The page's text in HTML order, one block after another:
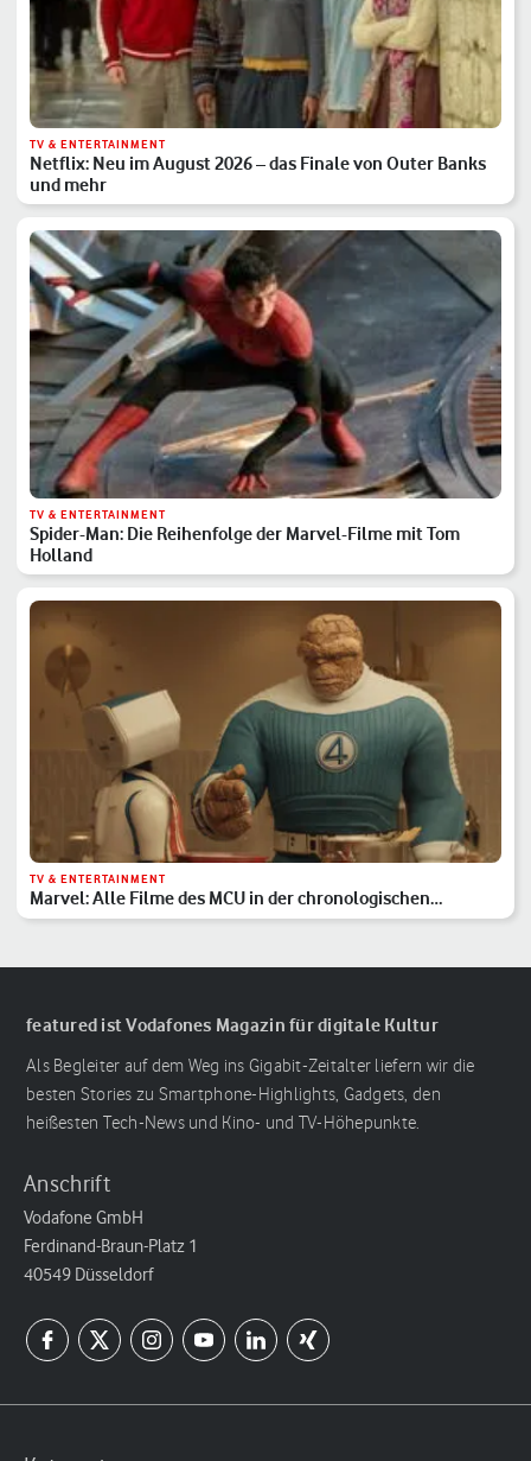
TV & ENTERTAINMENT
Netflix: Neu im August 2026 – das Finale von Outer Banks
und mehr
TV & ENTERTAINMENT
Spider-Man: Die Reihenfolge der Marvel-Filme mit Tom
Holland
TV & ENTERTAINMENT
Marvel: Alle Filme des MCU in der chronologischen
Reihenfolge
featured ist Vodafones Magazin für digitale Kultur
Als Begleiter auf dem Weg ins Gigabit-Zeitalter liefern wir die
besten Stories zu Smartphone-Highlights, Gadgets, den
heißesten Tech-News und Kino- und TV-Höhepunkte.
Anschrift
Vodafone GmbH
Ferdinand-Braun-Platz 1
40549 Düsseldorf